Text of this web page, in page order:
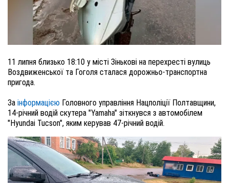
11 липня близько 18:10 у місті Зінькові на перехресті вулиць
Воздвиженської та Гоголя сталася дорожньо-транспортна
пригода.
За інформацією Головного управління Нацполіції Полтавщини,
14-річний водій скутера "Yamaha" зіткнувся з автомобілем
"Hyundai Tucson", яким керував 47-річний водій.